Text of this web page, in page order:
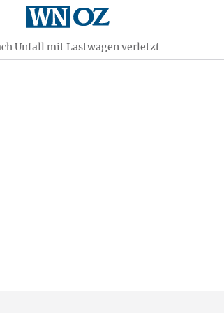
Unfall mit Lastwagen verletzt